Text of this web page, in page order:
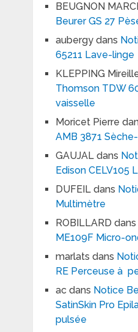
BEUGNON
Beurer GS 27
aubergydans
65211 Lave-linge
KLEPPING
Thomson TDW
vaisselle
Moricet Pierre
AMB 3871
GAUJALdans
Edison CELV105
DUFEILdans
Multimètre
ROBILLARD dans
ME109F Micro-
marlats dans
RE Perceuse à
acdans Notice
SatinSkin Pro
pulsée